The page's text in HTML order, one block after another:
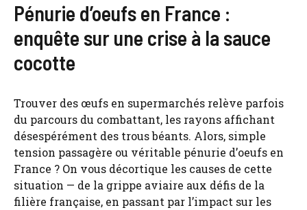
Pénurie d’oeufs en France :
enquête sur une crise à la sauce
cocotte
Trouver des œufs en supermarchés relève parfois
du parcours du combattant, les rayons affichant
désespérément des trous béants. Alors, simple
tension passagère ou véritable pénurie d’oeufs en
France ? On vous décortique les causes de cette
situation — de la grippe aviaire aux défis de la
filière française, en passant par l’impact sur les